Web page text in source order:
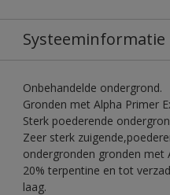
Systeeminformatie
Onbehandelde ondergrond.
Gronden met Alpha Primer
Sterk poederende
Zeer sterk
ondergronden gronden met
20% terpentine en tot
laag.